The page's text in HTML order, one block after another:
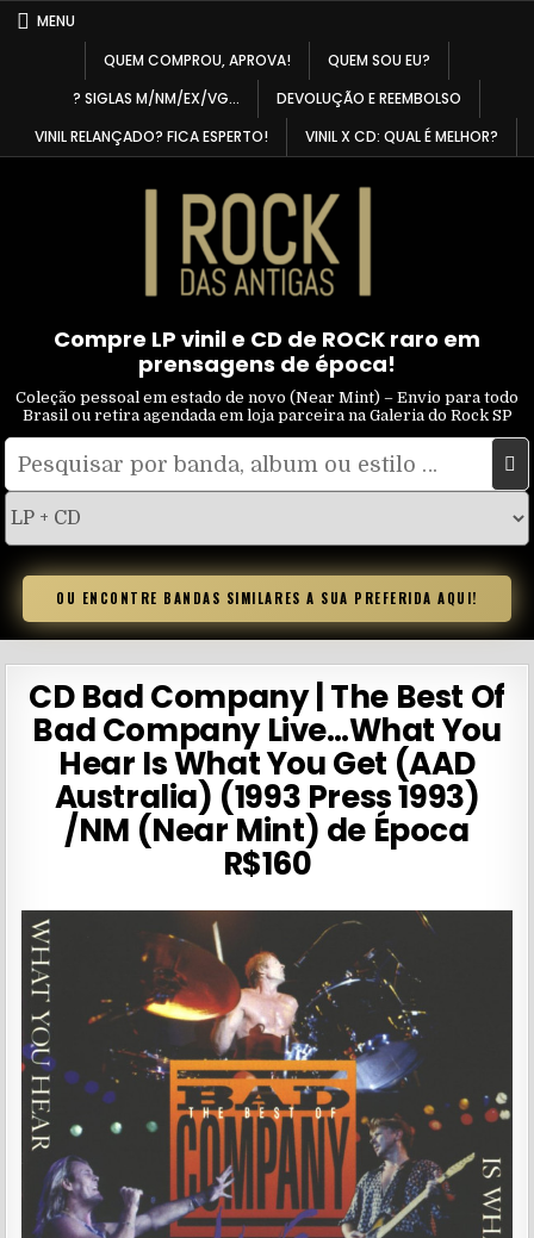
SkipMENU
QUEM COMPROU, APROVA!
QUEM SOU EU?
? SIGLAS M/NM/EX/VG…
DEVOLUÇÃO E REEMBOLSO
VINIL RELANÇADO? FICA ESPERTO!
VINIL X CD: QUAL É MELHOR?
Compre LP vinil e CD de ROCK raro em
prensagens de época!
Coleção pessoal em estado de novo (Near Mint) – Envio para todo
Brasil ou retira agendada em loja parceira na Galeria do Rock SP
Pesquisar
tipo
OU ENCONTRE BANDAS SIMILARES A SUA PREFERIDA AQUI!
CD Bad Company | The Best Of
Bad Company Live…What You
Hear Is What You Get (AAD
Australia) (1993 Press 1993)
/NM (Near Mint) de Época
R$160